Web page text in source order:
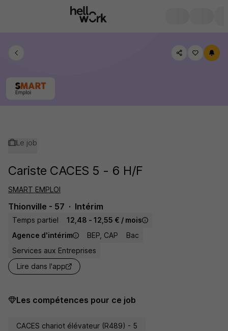
Le job
Cariste CACES 5 - 6 H/F
SMART EMPLOI
Thionville - 57 Intérim
Temps partiel
12,48 - 12,55 € / mois
Agence d'intérim
BEP, CAP
Bac
Services aux Entreprises
Lire dans l'app
Les compétences pour ce job
CACES chariot élévateur (R489) - 5